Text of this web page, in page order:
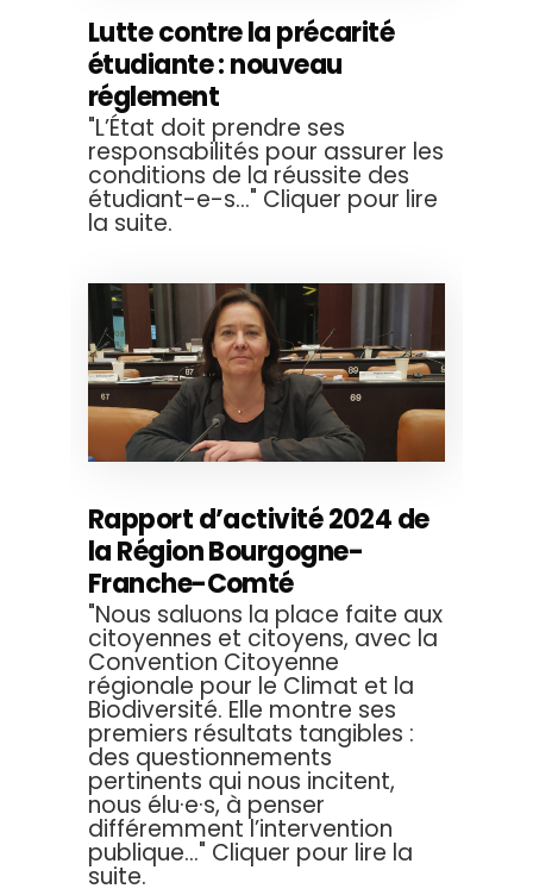
Lutte contre la précarité
étudiante : nouveau
réglement
"L’État doit prendre ses
responsabilités pour assurer les
conditions de la réussite des
étudiant-e-s..." Cliquer pour lire
la suite.
Rapport d’activité 2024 de
la Région Bourgogne-
Franche-Comté
"Nous saluons la place faite aux
citoyennes et citoyens, avec la
Convention Citoyenne
régionale pour le Climat et la
Biodiversité. Elle montre ses
premiers résultats tangibles :
des questionnements
pertinents qui nous incitent,
nous élu·e·s, à penser
différemment l’intervention
publique..." Cliquer pour lire la
suite.